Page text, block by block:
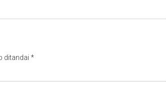
ditandai *